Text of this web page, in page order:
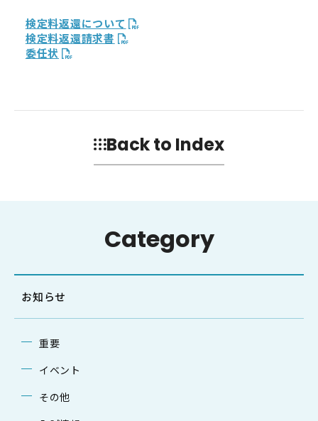
検定料返還について
検定料返還請求書
委任状
Back to Index
Category
お知らせ
重要
イベント
その他